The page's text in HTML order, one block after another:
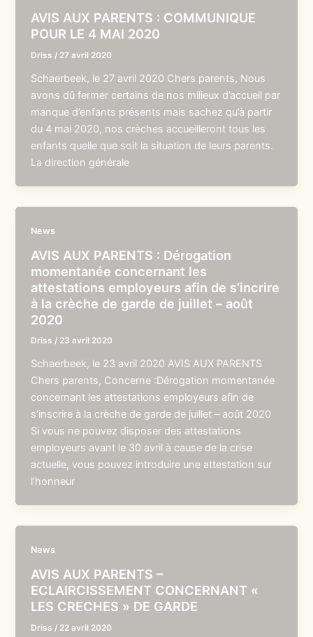
AVIS AUX PARENTS : COMMUNIQUE
POUR LE 4 MAI 2020
Driss / 27 avril 2020
Schaerbeek, le 27 avril 2020 Chers parents, Nous
avons dû fermer certains de nos milieux d’accueil par
manque d’enfants présents mais sachez qu’à partir
du 4 mai 2020, nos crèches accueilleront tous les
enfants quelle que soit la situation de leurs parents.
La direction générale
News
AVIS AUX PARENTS : Dérogation
momentanée concernant les
attestations employeurs afin de s’incrire
à la crèche de garde de juillet – août
2020
Driss / 23 avril 2020
Schaerbeek, le 23 avril 2020 AVIS AUX PARENTS
Chers parents, Concerne :Dérogation momentanée
concernant les attestations employeurs afin de
s’inscrire à la crèche de garde de juillet – août 2020
Si vous ne pouvez disposer des attestations
employeurs avant le 30 avril à cause de la crise
actuelle, vous pouvez introduire une attestation sur
l’honneur
News
AVIS AUX PARENTS –
ECLAIRCISSEMENT CONCERNANT «
LES CRECHES » DE GARDE
Driss / 22 avril 2020